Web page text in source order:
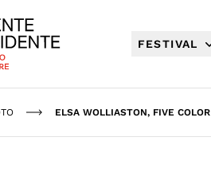
FESTIVAL
ELSA WOLLIASTON, FIVE COLOR